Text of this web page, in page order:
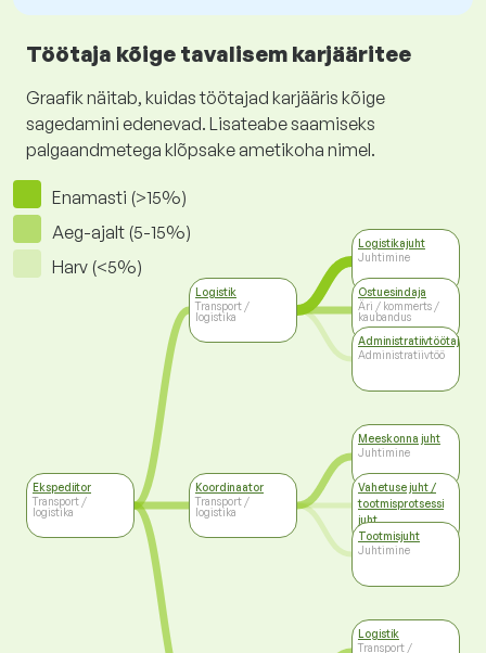
Töötaja kõige tavalisem karjääritee
Graafik näitab, kuidas töötajad karjääris kõige
sagedamini edenevad. Lisateabe saamiseks
palgaandmetega klõpsake ametikoha nimel.
Enamasti (>15%)
Aeg-ajalt (5-15%)
Harv (<5%)
Ekspediitor
Transport /
logistika
Logistik
Transport /
logistika
Koordinaator
Transport /
logistika
Logistikajuht
Juhtimine
Ostuesindaja
Äri / kommerts /
kaubandus
Administratiivtöötaja
Administratiivtöö
Meeskonna juht
Juhtimine
Vahetuse juht /
tootmisprotsessi
juht
Juhtimine
Tootmisjuht
Juhtimine
Logistik
Transport /